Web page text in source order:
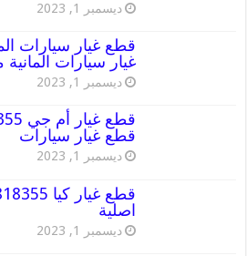
ديسمبر 1, 2023
غيار سيارات
ديسمبر 1, 2023
قطع غيار سيارات
ديسمبر 1, 2023
اصلية
ديسمبر 1, 2023